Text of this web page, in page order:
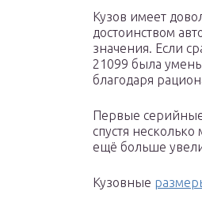
Кузов имеет
достоинством
значения. Если
21099 была
благодаря
Первые
спустя
ещё больше
Кузовные